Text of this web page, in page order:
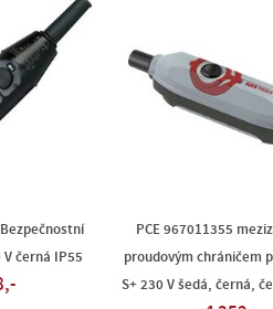
černá IP55
PCE 967011355
proudovým chráničem
S+ 230 V šedá, černá,